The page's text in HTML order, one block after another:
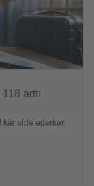
arttı
kâr elde ederken